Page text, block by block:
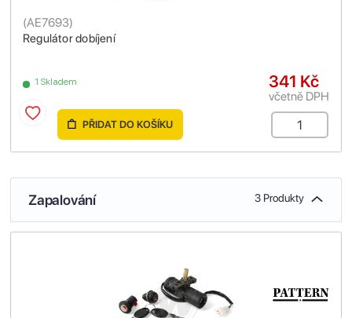
Regulátor dobíjení
(AE7693)
1 Skladem 341 Kč
včetně DPH
PŘIDAT DO KOŠÍKU
Zapalování 3 Produkty